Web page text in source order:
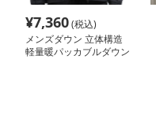
¥7,360(税込)
メンズダウン 立体構造
軽量暖パッカブルダウン